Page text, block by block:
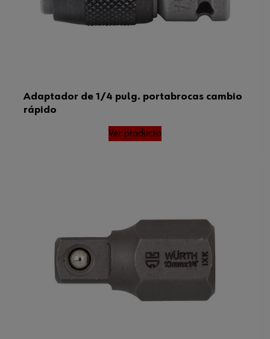
Adaptador de 1/4 pulg. portabrocas cambio
rápido
Ver producto